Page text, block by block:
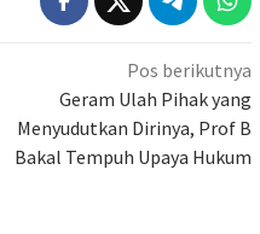
Pos berikutnya
Geram Ulah Pihak yang
Menyudutkan Dirinya, Prof B
Bakal Tempuh Upaya Hukum